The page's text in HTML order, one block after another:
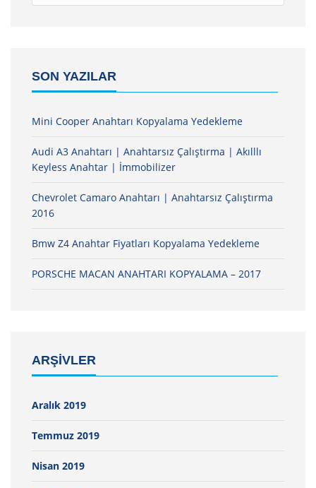
SON YAZILAR
Mini Cooper Anahtarı Kopyalama Yedekleme
Audi A3 Anahtarı | Anahtarsız Çalıştırma | Akılllı
Keyless Anahtar | İmmobilizer
Chevrolet Camaro Anahtarı | Anahtarsız Çalıştırma
2016
Bmw Z4 Anahtar Fiyatları Kopyalama Yedekleme
PORSCHE MACAN ANAHTARI KOPYALAMA – 2017
ARŞIVLER
Aralık 2019
Temmuz 2019
Nisan 2019